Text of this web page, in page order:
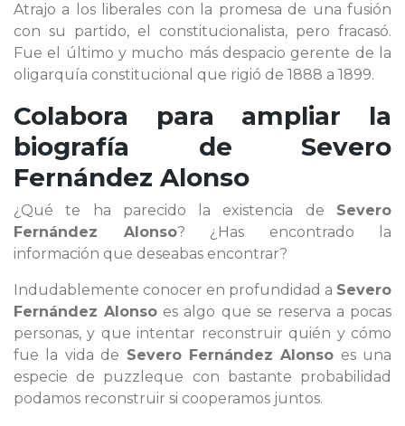
Atrajo a los liberales con la promesa de una fusión
con su partido, el constitucionalista, pero fracasó.
Fue el último y mucho más despacio gerente de la
oligarquía constitucional que rigió de 1888 a 1899.
Colabora para ampliar la
biografía de Severo
Fernández Alonso
¿Qué te ha parecido la existencia de Severo
Fernández Alonso? ¿Has encontrado la
información que deseabas encontrar?
Indudablemente conocer en profundidad a Severo
Fernández Alonso es algo que se reserva a pocas
personas, y que intentar reconstruir quién y cómo
fue la vida de Severo Fernández Alonso es una
especie de puzzleque con bastante probabilidad
podamos reconstruir si cooperamos juntos.